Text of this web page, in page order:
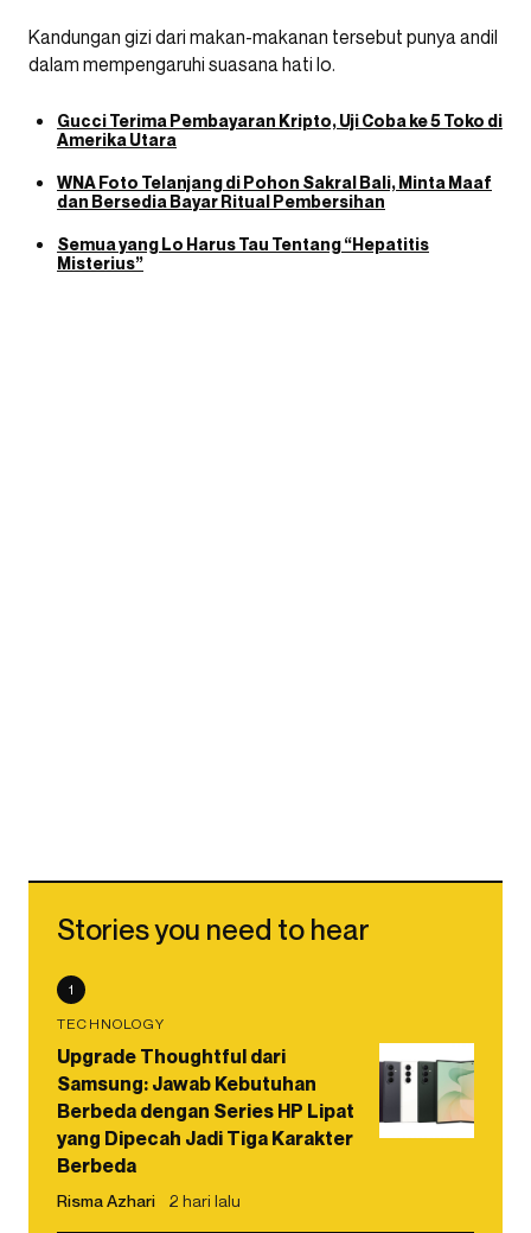
Kandungan gizi dari makan-makanan tersebut punya andil
dalam mempengaruhi suasana hati lo.
Gucci Terima Pembayaran Kripto, Uji Coba ke 5 Toko di
Amerika Utara
WNA Foto Telanjang di Pohon Sakral Bali, Minta Maaf
dan Bersedia Bayar Ritual Pembersihan
Semua yang Lo Harus Tau Tentang “Hepatitis
Misterius”
Stories you need to hear
1
TECHNOLOGY
Upgrade Thoughtful dari
Samsung: Jawab Kebutuhan
Berbeda dengan Series HP Lipat
yang Dipecah Jadi Tiga Karakter
Berbeda
Risma Azhari 2 hari lalu